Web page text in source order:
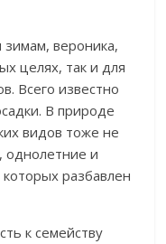
зимам, вероника,
целях, так и для
Всего известно
В природе
видов тоже не
однолетние и
разбавлен
к семейству